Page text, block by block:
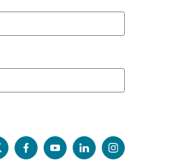
facebookyoutubelinkedininstagram